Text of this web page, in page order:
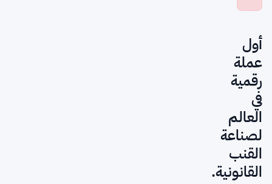
أول
عملة
رقمية
في
العالم
لصناعة
القنب
القانونية.